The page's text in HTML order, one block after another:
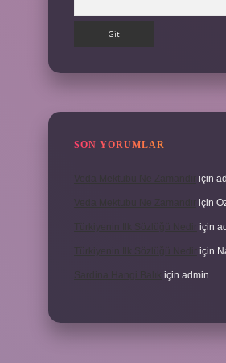
SON YORUMLAR
için
için
için
için
için admin